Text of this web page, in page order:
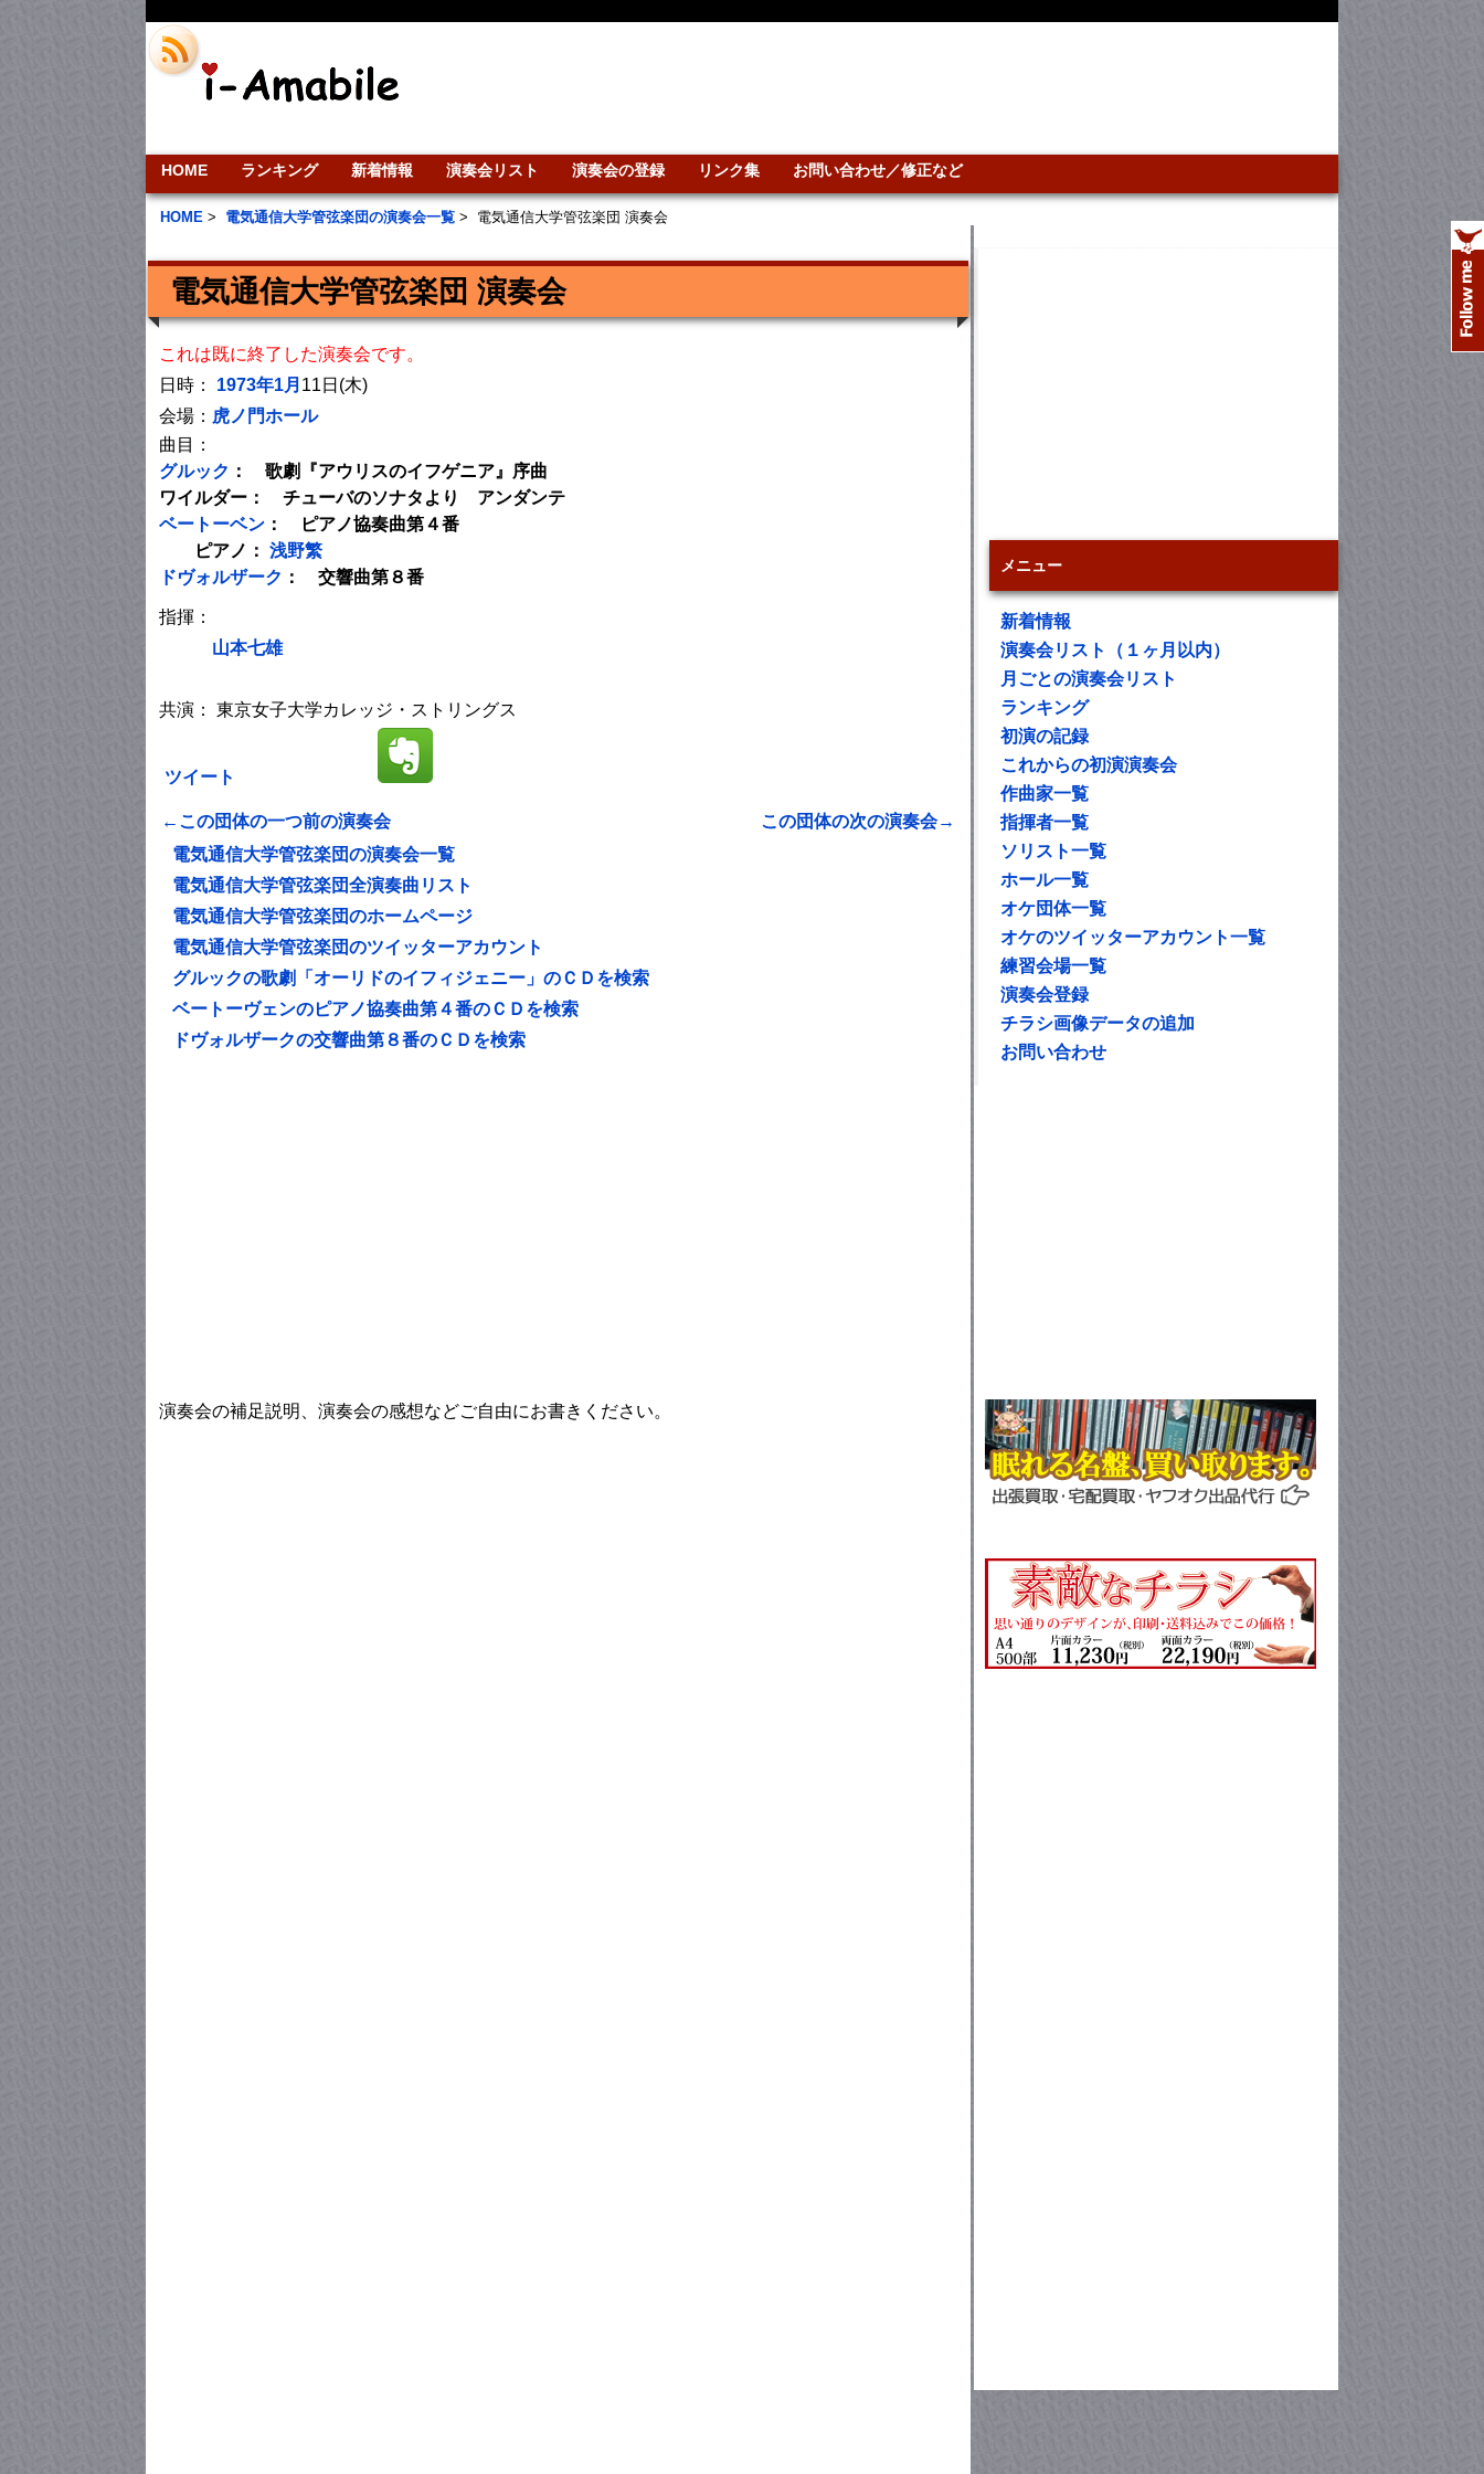
HOME ランキング 新着情報 演奏会リスト 演奏会の登録 リンク集 お問い合わせ／修正など
HOME > 電気通信大学管弦楽団の演奏会一覧 > 電気通信大学管弦楽団 演奏会
電気通信大学管弦楽団 演奏会
これは既に終了した演奏会です。
日時： 1973年1月 11日(木)
会場： 虎ノ門ホール
曲目：
グルック ： 歌劇『アウリスのイフゲニア』序曲
ワイルダー： チューバのソナタより アンダンテ
ベートーベン ： ピアノ協奏曲第４番
ピアノ： 浅野繁
ドヴォルザーク ： 交響曲第８番
指揮：
山本七雄
共演： 東京女子大学カレッジ・ストリングス
ツイート
←この団体の一つ前の演奏会
この団体の次の演奏会→
電気通信大学管弦楽団の演奏会一覧
電気通信大学管弦楽団全演奏曲リスト
電気通信大学管弦楽団のホームページ
電気通信大学管弦楽団のツイッターアカウント
グルックの歌劇「オーリドのイフィジェニー」のＣＤを検索
ベートーヴェンのピアノ協奏曲第４番のＣＤを検索
ドヴォルザークの交響曲第８番のＣＤを検索
演奏会の補足説明、演奏会の感想などご自由にお書きください。
メニュー
新着情報
演奏会リスト（１ヶ月以内）
月ごとの演奏会リスト
ランキング
初演の記録
これからの初演演奏会
作曲家一覧
指揮者一覧
ソリスト一覧
ホール一覧
オケ団体一覧
オケのツイッターアカウント一覧
練習会場一覧
演奏会登録
チラシ画像データの追加
お問い合わせ